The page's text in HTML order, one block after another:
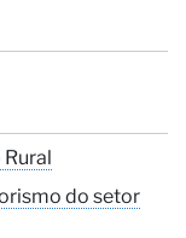
do setor